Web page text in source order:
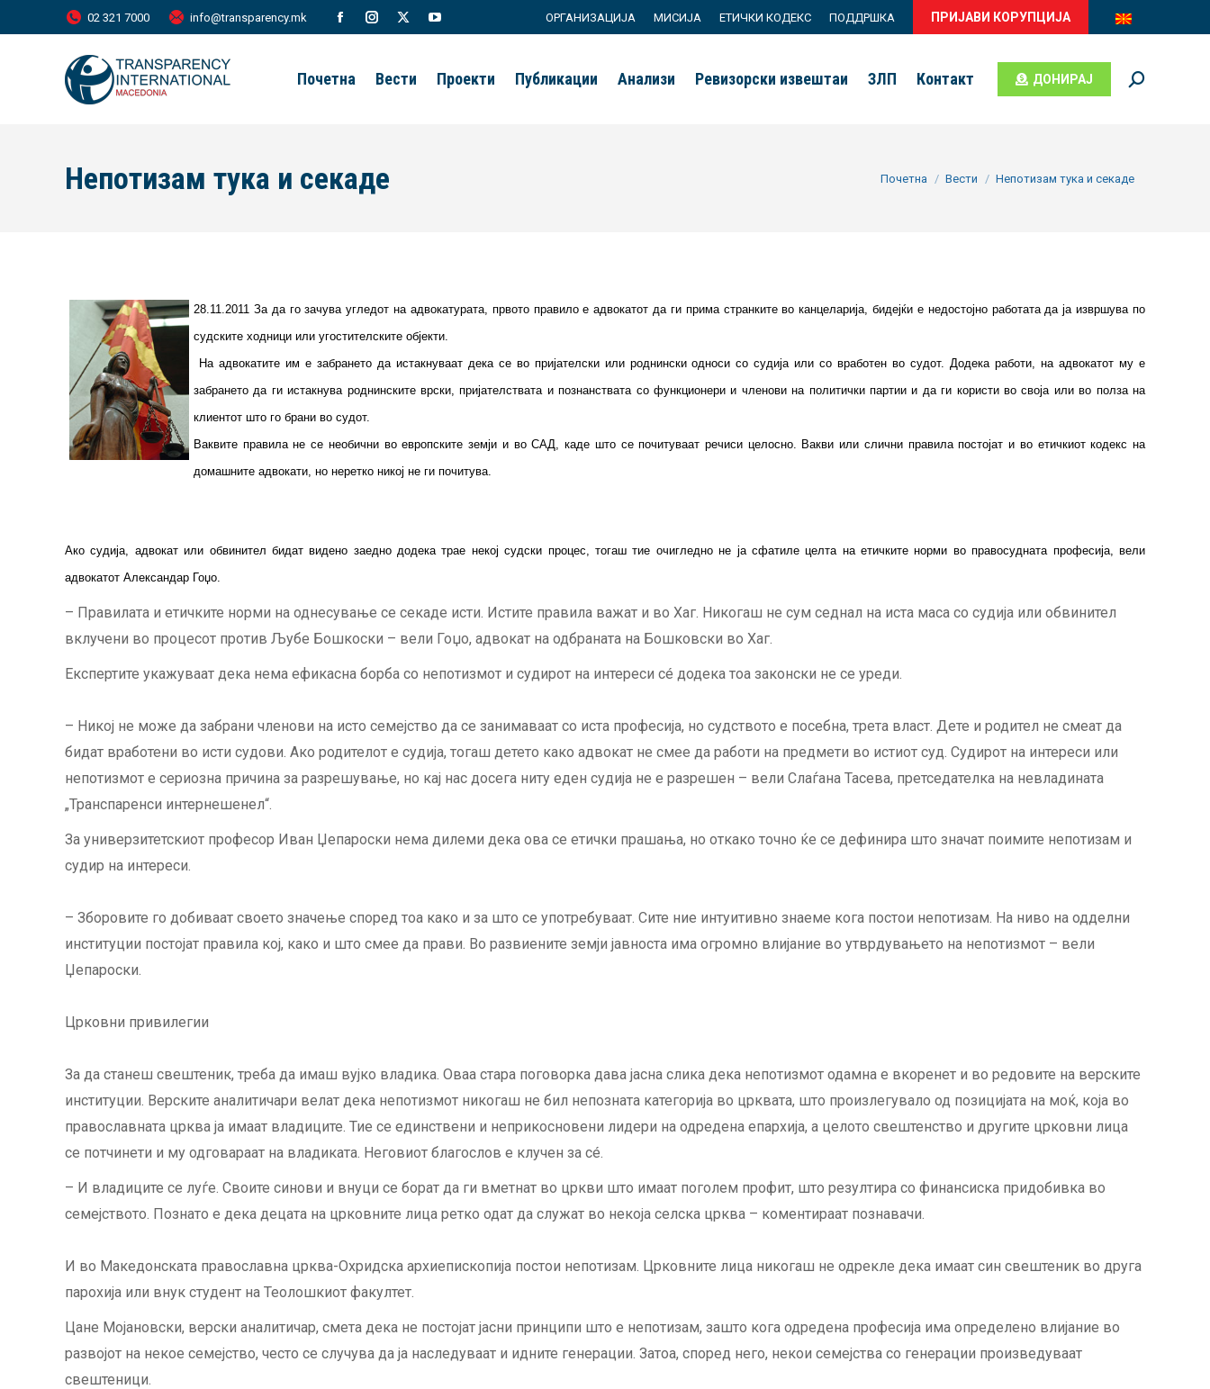
02 321 7000 info@transparency.mk
Facebook
window
Instagram
window
X
YouTube
opens
ОРГАНИЗАЦИЈА МИСИЈА ЕТИЧКИ КОДЕКС ПОДДРШКА ПРИЈАВИ КОРУПЦИЈА
Почетна Вести Проекти Публикации Анализи Ревизорски извештаи ЗЛП Контакт ДОНИРАЈ Search:
Непотизам тука и секаде You are here:
Почетна Вести Непотизам тука и секаде
28.11.2011 За да го зачува угледот на адвокатурата, првото правило е адвокатот да ги прима странките во канцеларија, бидејќи е недостојно работата да ја извршува по
судските ходници или угостителските објекти.
На адвокатите им е забрането да истакнуваат дека се во пријателски или роднински односи со судија или со вработен во судот. Додека работи, на адвокатот му е
забрането да ги истакнува роднинските врски, пријателствата и познанствата со функционери и членови на политички партии и да ги користи во своја или во полза на
клиентот што го брани во судот.
Ваквите правила не се необични во европските земји и во САД, каде што се почитуваат речиси целосно. Вакви или слични правила постојат и во етичкиот кодекс на
домашните адвокати, но неретко никој не ги почитува.
Ако судија, адвокат или обвинител бидат видено заедно додека трае некој судски процес, тогаш тие очигледно не ја сфатиле целта на етичките норми во правосудната професија, вели
адвокатот Александар Гоџо.
– Правилата и етичките норми на однесување се секаде исти. Истите правила важат и во Хаг. Никогаш не сум седнал на иста маса со судија или обвинител
вклучени во процесот против Љубе Бошкоски – вели Гоџо, адвокат на одбраната на Бошковски во Хаг.
Експертите укажуваат дека нема ефикасна борба со непотизмот и судирот на интереси сé додека тоа законски не се уреди.
– Никој не може да забрани членови на исто семејство да се занимаваат со иста професија, но судството е посебна, трета власт. Дете и родител не смеат да
бидат вработени во исти судови. Ако родителот е судија, тогаш детето како адвокат не смее да работи на предмети во истиот суд. Судирот на интереси или
непотизмот е сериозна причина за разрешување, но кај нас досега ниту еден судија не е разрешен – вели Слаѓана Тасева, претседателка на невладината
„Транспаренси интернешенел“.
За универзитетскиот професор Иван Џепароски нема дилеми дека ова се етички прашања, но откако точно ќе се дефинира што значат поимите непотизам и
судир на интереси.
– Зборовите го добиваат своето значење според тоа како и за што се употребуваат. Сите ние интуитивно знаеме кога постои непотизам. На ниво на одделни
институции постојат правила кој, како и што смее да прави. Во развиените земји јавноста има огромно влијание во утврдувањето на непотизмот – вели
Џепароски.
Црковни привилегии
За да станеш свештеник, треба да имаш вујко владика. Оваа стара поговорка дава јасна слика дека непотизмот одамна е вкоренет и во редовите на верските
институции. Верските аналитичари велат дека непотизмот никогаш не бил непозната категорија во црквата, што произлегувало од позицијата на моќ, која во
православната црква ја имаат владиците. Тие се единствени и неприкосновени лидери на одредена епархија, а целото свештенство и другите црковни лица
се потчинети и му одговараат на владиката. Неговиот благослов е клучен за сé.
– И владиците се луѓе. Своите синови и внуци се борат да ги вметнат во цркви што имаат поголем профит, што резултира со финансиска придобивка во
семејството. Познато е дека децата на црковните лица ретко одат да служат во некоја селска црква – коментираат познавачи.
И во Македонската православна црква-Охридска архиепископија постои непотизам. Црковните лица никогаш не одрекле дека имаат син свештеник во друга
парохија или внук студент на Теолошкиот факултет.
Цане Мојановски, верски аналитичар, смета дека не постојат јасни принципи што е непотизам, зашто кога одредена професија има определено влијание во
развојот на некое семејство, често се случува да ја наследуваат и идните генерации. Затоа, според него, некои семејства со генерации произведуваат
свештеници.